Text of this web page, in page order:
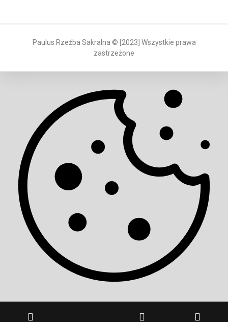
Paulus Rzeźba Sakralna © [2023] Wszystkie prawa
zastrzeżone